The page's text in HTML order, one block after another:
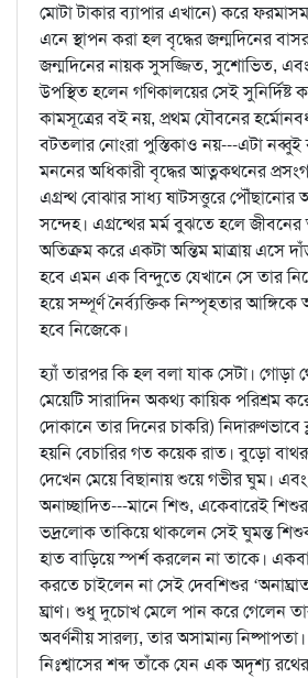
মোটা টাকার ব্যাপার এখানে) করে
এনে স্থাপন করা হল বৃদ্ধের জন্মদিনের
জন্মদিনের নায়ক সুসজ্জিত, সুশোভিত,
উপস্থিত হলেন গণিকালয়ের সেই সুনির্দিষ্ট
কামসূত্রের বই নয়, প্রথম যৌবনের
বটতলার নোংরা পুস্তিকাও নয়---এটা
মননের অধিকারী বৃদ্ধের আত্নকথনের
এগ্রন্থ বোঝার সাধ্য ষাটসত্তুরে
সন্দেহ। এগ্রন্থের মর্ম বুঝতে হলে
অতিক্রম করে একটা অন্তিম মাত্রায় এসে
হবে এমন এক বিন্দুতে যেখানে সে তার
হয়ে সম্পূর্ণ নৈর্ব্যক্তিক নিস্পৃহতার
হবে নিজেকে।
হ্যাঁ তারপর কি হল বলা যাক সেটা। গোড়া
মেয়েটি সারাদিন অকথ্য কায়িক পরিশ্রম
দোকানে তার দিনের চাকরি)
হয়নি বেচারির গত কয়েক রাত। বুড়ো
দেখেন মেয়ে বিছানায় শুয়ে গভীর ঘুম।
অনাচ্ছাদিত---মানে শিশু, একেবারেই
ভদ্রলোক তাকিয়ে থাকলেন সেই ঘুমন্ত
হাত বাড়িয়ে স্পর্শ করলেন না তাকে। একবার
করতে চাইলেন না সেই দেবশিশুর
ঘ্রাণ। শুধু দুচোখ মেলে পান করে গেলেন
অবর্ণনীয় সারল্য, তার অসামান্য
নিঃশ্বাসের শব্দ তাঁকে যেন এক অদৃশ্য